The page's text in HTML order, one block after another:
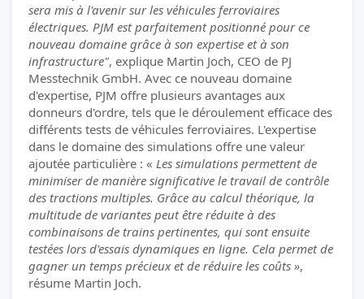
sera mis à l'avenir sur les véhicules ferroviaires
électriques. PJM est parfaitement positionné pour ce
nouveau domaine grâce à son expertise et à son
infrastructure", explique Martin Joch, CEO de PJ
Messtechnik GmbH. Avec ce nouveau domaine
d'expertise, PJM offre plusieurs avantages aux
donneurs d'ordre, tels que le déroulement efficace des
différents tests de véhicules ferroviaires. L'expertise
dans le domaine des simulations offre une valeur
ajoutée particulière : « Les simulations permettent de
minimiser de manière significative le travail de contrôle
des tractions multiples. Grâce au calcul théorique, la
multitude de variantes peut être réduite à des
combinaisons de trains pertinentes, qui sont ensuite
testées lors d'essais dynamiques en ligne. Cela permet de
gagner un temps précieux et de réduire les coûts »,
résume Martin Joch.